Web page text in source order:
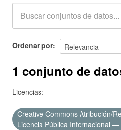
Acerca de
Ordenar por
1 conjunto de
Licencias:
Creative Commons Atribución/
Licencia Pública Internacional —